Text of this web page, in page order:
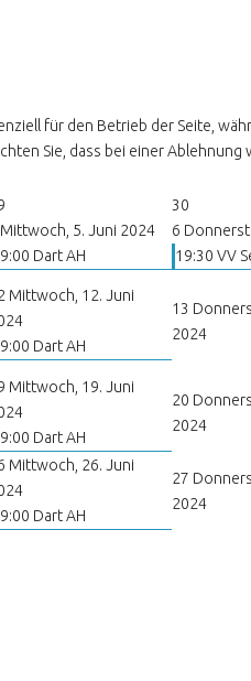
30
Mittwoch, 5. Juni 2024
Dart AH
6
19:30 VV
Mittwoch, 12. Juni
Dart AH
13
2024
Mittwoch, 19. Juni
Dart AH
20
2024
Mittwoch, 26. Juni
Dart AH
27
2024
für den Betrieb der Seite,
Sie, dass bei einer